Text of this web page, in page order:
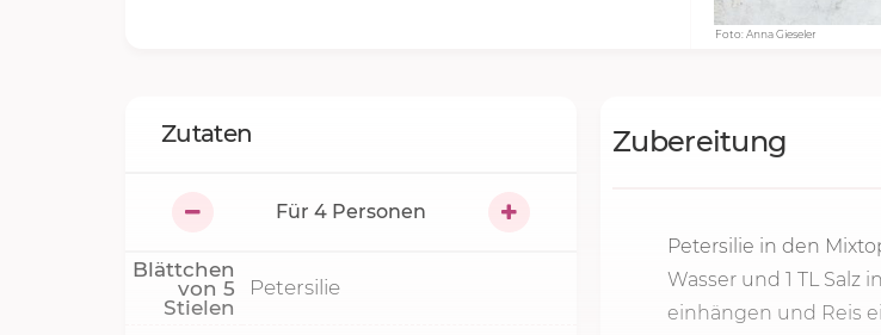
Foto: Anna Gieseler
Zubereitung
Petersilie in den
Wasser und 1 TL
einhängen und Reis
Zutaten
Für 4 Personen
Blättchen
von 5
Stielen
Petersilie